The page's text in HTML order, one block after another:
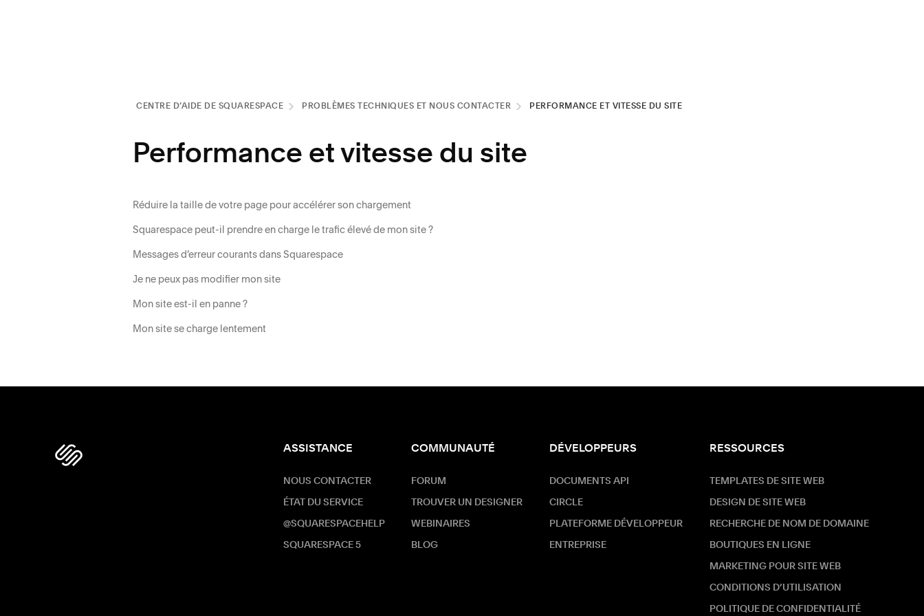
CENTRE D’AIDE DE SQUARESPACE PROBLÈMES TECHNIQUES ET NOUS CONTACTER PERFORMANCE ET VITESSE DU SITE
Performance et vitesse du site
Réduire la taille de votre page pour accélérer son chargement
Squarespace peut-il prendre en charge le trafic élevé de mon site ?
Messages d’erreur courants dans Squarespace
Je ne peux pas modifier mon site
Mon site est-il en panne ?
Mon site se charge lentement
ASSISTANCE
NOUS CONTACTER
ÉTAT DU SERVICE
@SQUARESPACEHELP
SQUARESPACE 5
COMMUNAUTÉ
FORUM
TROUVER UN DESIGNER
WEBINAIRES
BLOG
DÉVELOPPEURS
DOCUMENTS API
CIRCLE
PLATEFORME DÉVELOPPEUR
ENTREPRISE
RESSOURCES
TEMPLATES DE SITE WEB
DESIGN DE SITE WEB
RECHERCHE DE NOM DE DOMAINE
BOUTIQUES EN LIGNE
MARKETING POUR SITE WEB
CONDITIONS D’UTILISATION
POLITIQUE DE CONFIDENTIALITÉ